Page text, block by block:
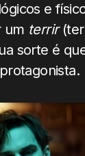
e
um terrir
sorte é